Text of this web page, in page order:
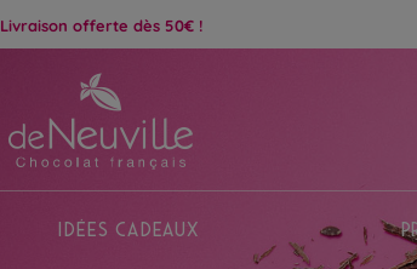
Livraison offerte dès 50€ !
Idées Cadeaux